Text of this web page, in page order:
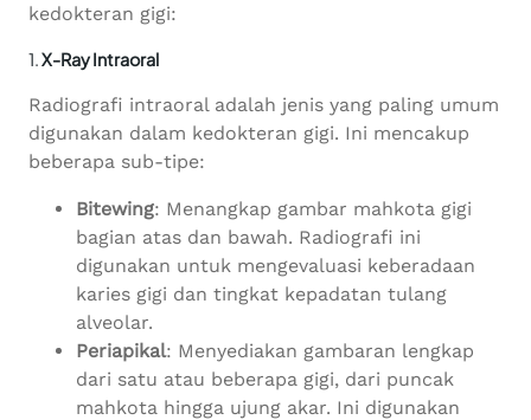
kedokteran gigi:
1. X-Ray Intraoral
Radiografi intraoral adalah jenis yang paling umum
digunakan dalam kedokteran gigi. Ini mencakup
beberapa sub-tipe:
Bitewing: Menangkap gambar mahkota gigi
bagian atas dan bawah. Radiografi ini
digunakan untuk mengevaluasi keberadaan
karies gigi dan tingkat kepadatan tulang
alveolar.
Periapikal: Menyediakan gambaran lengkap
dari satu atau beberapa gigi, dari puncak
mahkota hingga ujung akar. Ini digunakan